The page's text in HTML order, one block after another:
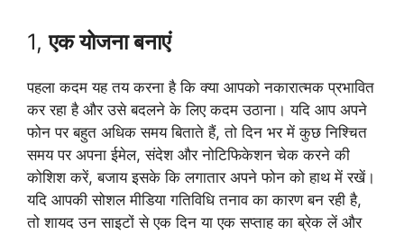
1,एक योजना बनाएं
पहला कदम यह तय करना है कि क्या आपको नकारात्मक प्रभावित
कर रहा है और उसे बदलने के लिए कदम उठाना। यदि आप अपने
फोन पर बहुत अधिक समय बिताते हैं, तो दिन भर में कुछ निश्चित
समय पर अपना ईमेल, संदेश और नोटिफिकेशन चेक करने की
कोशिश करें, बजाय इसके कि लगातार अपने फोन को हाथ में रखें।
यदि आपकी सोशल मीडिया गतिविधि तनाव का कारण बन रही है,
तो शायद उन साइटों से एक दिन या एक सप्ताह का ब्रेक लें और